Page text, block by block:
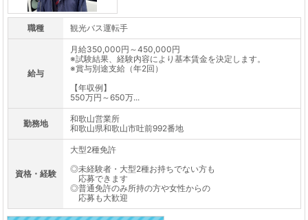
職種 観光バス運転手
給与
月給350,000円～450,000円
※試験結果、経験内容により基本賃金を決定します。
※賞与別途支給（年2回）
【年収例】
550万円～650万...
勤務地
和歌山営業所
和歌山県和歌山市吐前992番地
資格・経験
大型2種免許
◎未経験者・大型2種お持ちでない方も
応募できます
◎普通免許のみ所持の方や女性からの
応募も大歓迎